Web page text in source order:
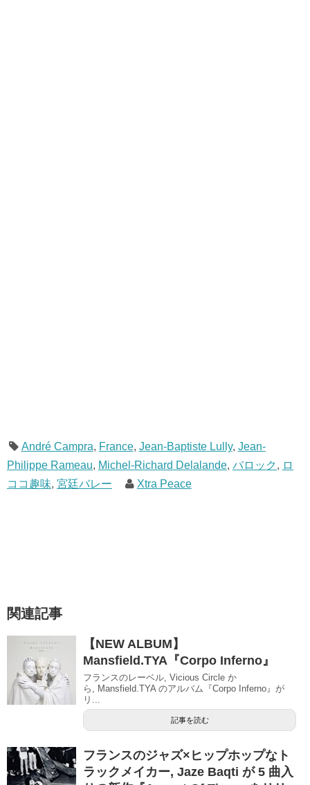
André Campra, France, Jean-Baptiste Lully, Jean-
Philippe Rameau, Michel-Richard Delalande, バロック , ロ
ココ趣味, 宮廷バレー Xtra Peace
関連記事
【NEW ALBUM】
Mansfield.TYA『Corpo Inferno』
フランスのレーベル, Vicious Circle か
ら, Mansfield.TYA のアルバム『Corpo Inferno』が
リ...
記事を読む
フランスのジャズ×ヒップホップなト
ラックメイカー, Jaze Baqti が 5 曲入